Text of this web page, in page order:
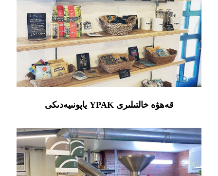
ياپونىيەدىكى YPAK قەھۋە خالتىلىرى